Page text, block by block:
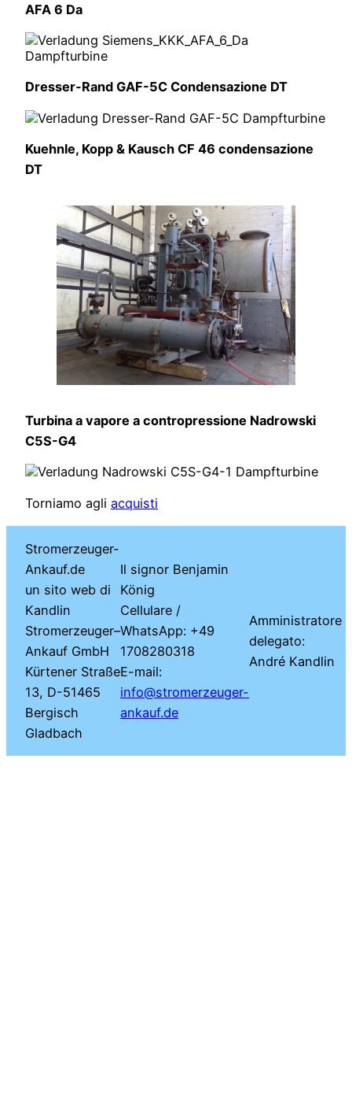
AFA 6 Da
Dresser-Rand GAF-5C Condensazione DT
Kuehnle, Kopp & Kausch CF 46 condensazione
DT
Turbina a vapore a contropressione Nadrowski
C5S-G4
Torniamo agli acquisti
Stromerzeuger-
Ankauf.de
un sito web di
Kandlin
Stromerzeuger–
Ankauf GmbH
Kürtener Straße
13, D-51465
Bergisch
Gladbach
Il signor Benjamin
König
Cellulare /
WhatsApp: +49
1708280318
E-mail:
info@stromerzeuger-
ankauf.de
Amministratore
delegato:
André Kandlin